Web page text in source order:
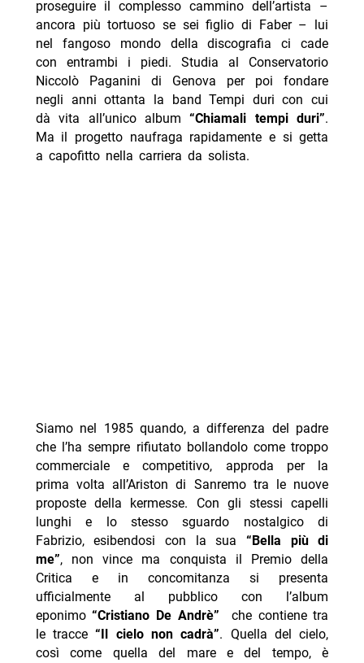
proseguire il complesso cammino dell’artista –
ancora più tortuoso se sei figlio di Faber – lui
nel fangoso mondo della discografia ci cade
con entrambi i piedi. Studia al Conservatorio
Niccolò Paganini di Genova per poi fondare
negli anni ottanta la band Tempi duri con cui
dà vita all’unico album“Chiamali tempi duri”.
Ma il progetto naufraga rapidamente e si getta
a capofitto nella carriera da solista.
Siamo nel 1985 quando, a differenza del padre
che l’ha sempre rifiutato bollandolo come troppo
commerciale e competitivo, approda per la
prima volta all’Ariston di Sanremo tra le nuove
proposte della kermesse. Con gli stessi capelli
lunghi e lo stesso sguardo nostalgico di
Fabrizio, esibendosi con la sua “Bella più di
me”, non vince ma conquista il Premio della
Critica e in concomitanza si presenta
ufficialmente al pubblico con l’album
eponimo“Cristiano De Andrè” che contiene tra
le tracce“Il cielo non cadrà”. Quella del cielo,
così come quella del mare e del tempo, è